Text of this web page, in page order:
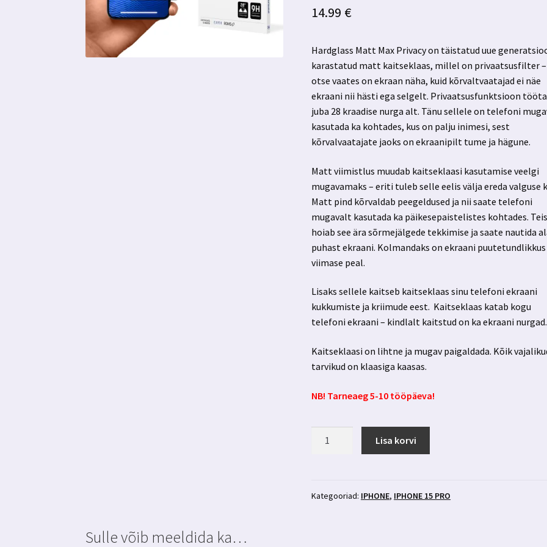
14.99 €
Hardglass Matt Max Privacy on täistatud uue
karastatud matt kaitseklaas, millel on privaatsusfilter –
otse vaates on ekraan näha, kuid kõrvaltvaatajad ei näe
ekraani nii hästi ega selgelt. Privaatsusfunktsioon
juba 28 kraadise nurga alt. Tänu sellele on telefoni
kasutada ka kohtades, kus on palju inimesi, sest
kõrvalvaatajate jaoks on ekraanipilt tume ja hägune.
Matt viimistlus muudab kaitseklaasi kasutamise veelgi
mugavamaks – eriti tuleb selle eelis välja ereda valguse
Matt pind kõrvaldab peegeldused ja nii saate telefoni
mugavalt kasutada ka päikesepaistelistes kohtades.
hoiab see ära sõrmejälgede tekkimise ja saate nautida
puhast ekraani. Kolmandaks on ekraani puutetundlikkus
viimase peal.
Lisaks sellele kaitseb kaitseklaas sinu telefoni ekraani
kukkumiste ja kriimude eest. Kaitseklaas katab kogu
telefoni ekraani – kindlalt kaitstud on ka ekraani nurgad.
Kaitseklaasi on lihtne ja mugav paigaldada. Kõik
tarvikud on klaasiga kaasas.
NB! Tarneaeg 5-10 tööpäeva!
kaitseklaas
Lisa korvi
Kategooriad: IPHONE, IPHONE 15 PRO
Sulle võib meeldida ka…